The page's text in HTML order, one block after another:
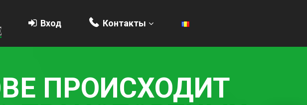
Вход Контакты
ПРОИСХОДИТ